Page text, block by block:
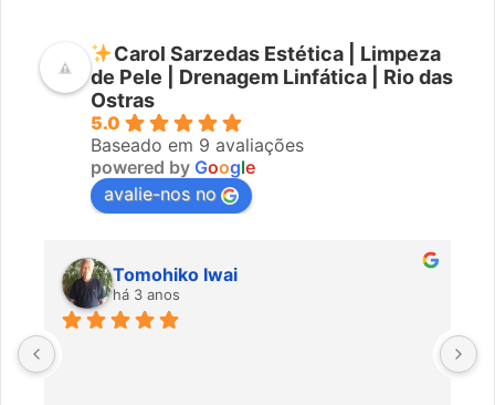
Carol Sarzedas Estética | Limpeza
de Pele | Drenagem Linfática | Rio das
Ostras
5.0
Baseado em 9 avaliações
powered by Google
avalie-nos no
Tomohiko Iwai
há 3 anos